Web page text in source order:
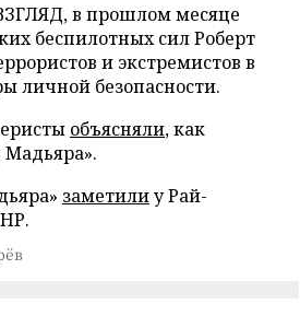
в прошлом месяце
беспилотных сил Роберт
и экстремистов в
личной безопасности.
объясняли, как
заметилиу Рай-